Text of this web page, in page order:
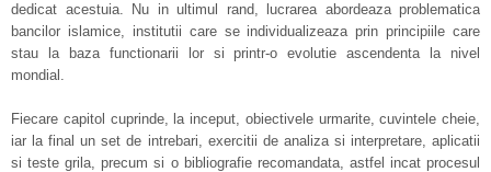
dedicat acestuia. Nu in ultimul rand, lucrarea abordeaza problematica
bancilor islamice, institutii care se individualizeaza prin principiile care
stau la baza functionarii lor si printr-o evolutie ascendenta la nivel
mondial.
Fiecare capitol cuprinde, la inceput, obiectivele urmarite, cuvintele cheie,
iar la final un set de intrebari, exercitii de analiza si interpretare, aplicatii
si teste grila, precum si o bibliografie recomandata, astfel incat procesul